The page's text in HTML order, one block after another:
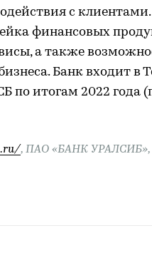
с
финансовых
а также
Банк входит в
по итогам 2022 года
, ПАО «БАНК УРАЛСИБ»,